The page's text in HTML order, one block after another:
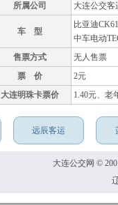
所属公司 大连公交客
车 型
比亚迪
中车电动
售票方式
无人售票
票 价
2元
大连明珠卡票价
1.40元、老
远辰客运
大连公交网 ©